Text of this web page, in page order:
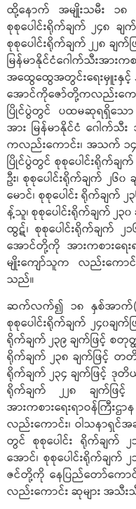
ထို့နောက် အမျိုးသမီး ၁
စုစုပေါင်းရိုက်ချက် ၂၄၈ ခ
စုစုပေါင်းရိုက်ချက် ၂၂၈ ခ
မြန်မာနိုင်ငံဂေါက်
အထွေထွေအတွင်းရေးမှူးနှင့်
အောင်ကိုဇော်တို့ကလည်းကေ
ပြိုင်ပွဲတွင် ပထမဆုရရှိသေ
အား မြန်မာနိုင်ငံ ဂေါက်သီ
ကလည်းကောင်း၊ အသက် ၁
ပြိုင်ပွဲတွင် စုစုပေါင်းရိုက်ချ
ဦး၊ စုစုပေါင်းရိုက်ချက် ၂
မောင်၊ စုစုပေါင်း ရိုက်ချ
န့်သူ၊ စုစုပေါင်းရိုက်ချက် ၂
ထွဋ်၊ စုစုပေါင်းရိုက်ချက်
အောင်တို့ကို အားကစားရေး
မျိုးကျော်သူက လည်းကောင်
သည်။
ဆက်လက်၍ ၁၈ နှစ်အာက်(
စုစုပေါင်းရိုက်ချက် ၂၄၀ချက်
ရိုက်ချက် ၂၃၉ ချက်ဖြင့် စတု
ရိုက်ချက် ၂၃၈ ချက်ဖြင့် တ
ရိုက်ချက် ၂၃၄ ချက်ဖြင့် ဒု
ရိုက်ချက် ၂၂၈ ချက်ဖ
အားကစားရေးရာဝ
လည်းကောင်း၊ ဝါသနာရှ
တွင် စုစုပေါင်း ရိုက်ချက်
အောင်၊ စုစုပေါင်းရိုက်ချက်
ဇင်တို့ကို နေပြည်တော်ကောင်
လည်းကောင်း ဆုများ အသီးသီ